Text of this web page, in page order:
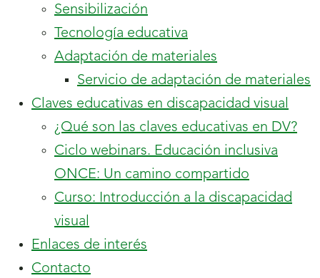
Sensibilización
Tecnología educativa
Adaptación de materiales
1
hijo.
Servicio de adaptación de materiales
Claves educativas en discapacidad visual
3
¿Qué son las claves educativas en DV?
Ciclo webinars. Educación inclusiva
ONCE: Un camino compartido
Curso: Introducción a la discapacidad
visual
Enlaces de interés
Contacto